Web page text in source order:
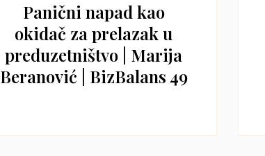
Panični napad kao
okidač za prelazak u
preduzetništvo | Marija
Beranović | BizBalans 49